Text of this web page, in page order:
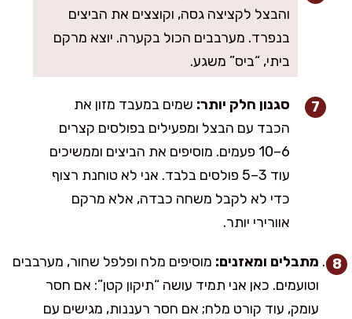
והבצל לקציצה גסה, וקוצצים את הביצים
בנפרד. מערבבים הכול בקערה. יוצא מרקם
ביתי, “ביס” משגע.
סגנון חלק יותר: שמים במעבד מזון את
הכבד עם הבצל ומפעילים בפולסים קצרים
6–10 פעמים. מוסיפים את הביצים וממשיכים
עוד 3–5 פולסים בלבד. אני לא טוחנת רצוף
כדי לא לקבל משחה כבדה, אלא מרקם
אוורירי יותר.
מתבלים ומאזנים: מוסיפים מלח ופלפל שחור, מערבבים
וטועמים. כאן אני תמיד עושה “תיקון קטן”: אם חסר
עומק, עוד קורט מלח; אם חסר רעננות, מגישים עם